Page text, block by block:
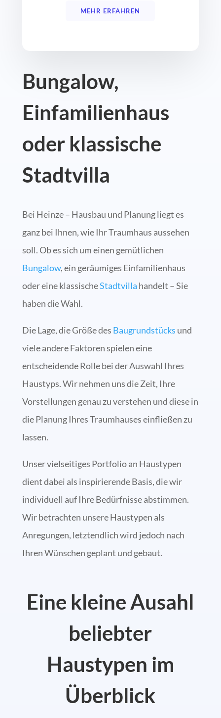
MEHR ERFAHREN
Bungalow,
Einfamilienhaus
oder klassische
Stadtvilla
Bei Heinze – Hausbau und Planung liegt es
ganz bei Ihnen, wie Ihr Traumhaus aussehen
soll. Ob es sich um einen gemütlichen
Bungalow, ein geräumiges Einfamilienhaus
oder eine klassischeStadtvilla handelt – Sie
haben die Wahl.
Die Lage, die Größe des Baugrundstücks und
viele andere Faktoren spielen eine
entscheidende Rolle bei der Auswahl Ihres
Haustyps. Wir nehmen uns die Zeit, Ihre
Vorstellungen genau zu verstehen und diese in
die Planung Ihres Traumhauses einfließen zu
lassen.
Unser vielseitiges Portfolio an Haustypen
dient dabei als inspirierende Basis, die wir
individuell auf Ihre Bedürfnisse abstimmen.
Wir betrachten unsere Haustypen als
Anregungen, letztendlich wird jedoch nach
Ihren Wünschen geplant und gebaut.
Eine kleine Ausahl
beliebter
Haustypen im
Überblick